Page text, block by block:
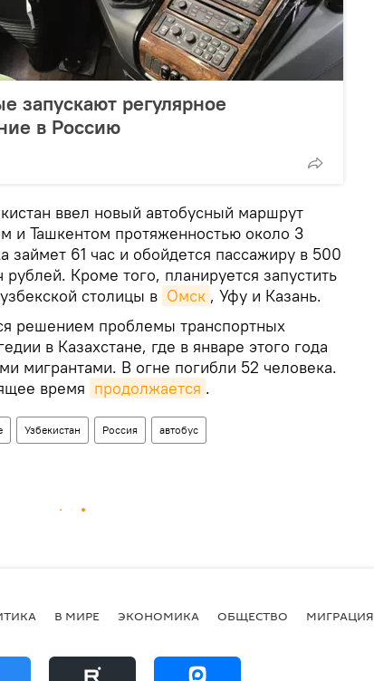
запускают регулярное
в Россию
ввел новый автобусный маршрут
Ташкентом протяженностью около 3
займет 61 час и обойдется пассажиру в 500
Кроме того, планируется запустить
столицы в Омск , Уфу и Казань.
решением проблемы транспортных
в Казахстане, где в январе этого года
мигрантами. В огне погибли 52 человека.
время продолжается .
Узбекистан Россия автобус
В МИРЕ ЭКОНОМИКА ОБЩЕСТВО МИГРАЦИЯ